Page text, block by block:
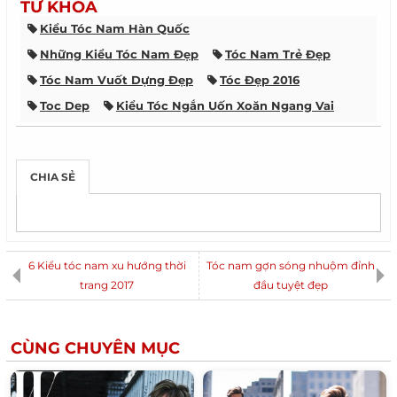
TỪ KHÓA
Kiểu Tóc Nam Hàn Quốc
Những Kiểu Tóc Nam Đẹp
Tóc Nam Trẻ Đẹp
Tóc Nam Vuốt Dựng Đẹp
Tóc Đẹp 2016
Toc Dep
Kiểu Tóc Ngắn Uốn Xoăn Ngang Vai
Kiểu Tóc Ngắn Ngang Vai Uốn Cụp
Kiểu Tóc Ngắn
Tóc Nhuộm Màu Hạt Dẻ Đẹp
Xu Hướng Thời Trang Nam 2015
Những Kiểu Tóc Nhuộm Đẹp
Áo Khoác Nữ Đẹp
Tóc Sao Hàn Quốc
Tóc Búi Đẹp
Bí Quyết Giảm Cân
Cách Vẽ Móng Tay Đẹp
Cách Trang Điểm
Vẽ Móng Tay Đẹp
Áo Thun Đẹp
Tóc Mái Đẹp
Chăm Sóc Tóc Đẹp
Trang Điểm
Mix Đồ Nam
CHIA SẺ
6 Kiểu tóc nam xu hướng thời
trang 2017
Tóc nam gợn sóng nhuộm đỉnh
đầu tuyệt đẹp
CÙNG CHUYÊN MỤC